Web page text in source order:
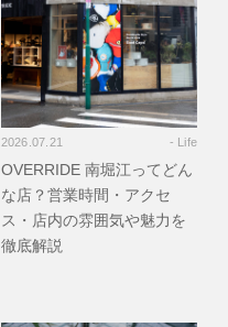
2026.07.21 - Life
OVERRIDE 南堀江ってどん
な店？営業時間・アクセ
ス・店内の雰囲気や魅力を
徹底解説